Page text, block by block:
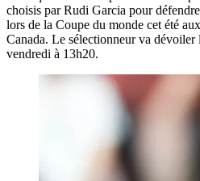
choisis par Rudi Garcia pour
lors de la Coupe du monde cet été
Canada. Le sélectionneur va dévoiler
vendredi à 13h20.